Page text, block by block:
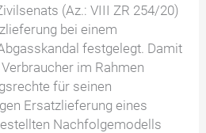
(Az.: VIII ZR 254/20)
bei einem
festgelegt. Damit
im Rahmen
für seinen
Ersatzlieferung eines
Nachfolgemodells